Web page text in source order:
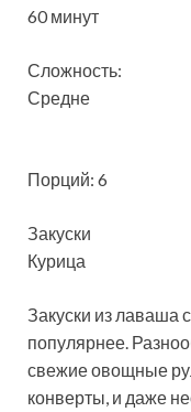
60 минут
Сложность:
Средне
Порций: 6
Закуски
Курица
Закуски из лаваша
популярнее.
свежие овощные
конверты, и даже